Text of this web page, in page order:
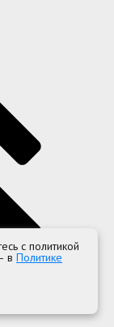
с политикой
в Политике